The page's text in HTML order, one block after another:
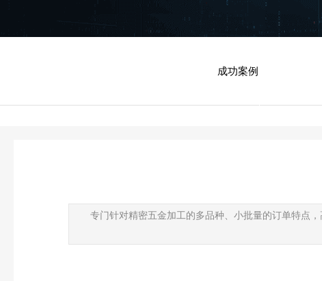
成功案例
专门针对精密五金加工的多品种、小批量的订单特点